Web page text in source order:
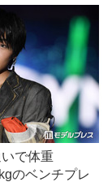
で体重
のベンチプレ